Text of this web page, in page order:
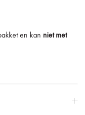
en kan niet met